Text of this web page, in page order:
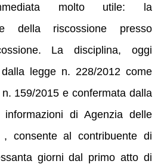
molto utile: la
della riscossione presso
La disciplina, oggi
legge n. 228/2012 come
159/2015 e confermata dalla
di Agenzia delle
, consente al contribuente di
giorni dal primo atto di